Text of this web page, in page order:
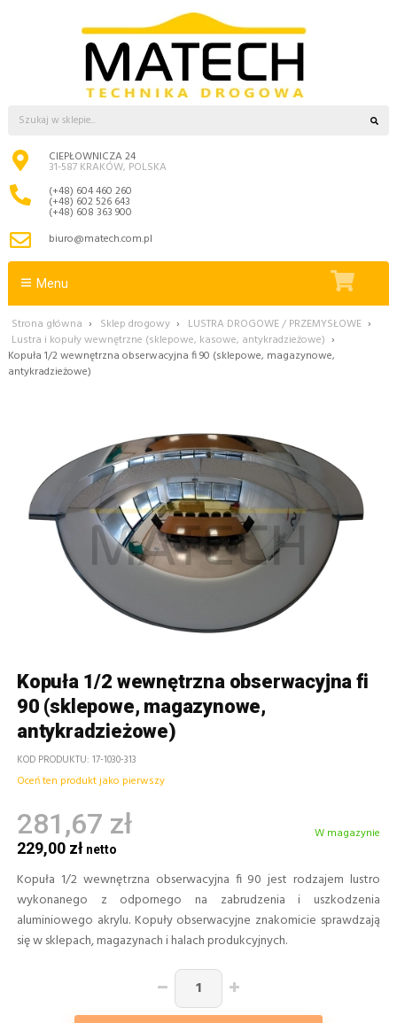
CIEPŁOWNICZA 24
31-587 KRAKÓW, POLSKA
(+48) 604 460 260
(+48) 602 526 643
(+48) 608 363 900
biuro@matech.com.pl
Menu
Strona główna › Sklep drogowy › LUSTRA DROGOWE / PRZEMYSŁOWE ›
Lustra i kopuły wewnętrzne (sklepowe, kasowe, antykradzieżowe) ›
Kopuła 1/2 wewnętrzna obserwacyjna fi 90 (sklepowe, magazynowe,
antykradzieżowe)
Kopuła 1/2 wewnętrzna obserwacyjna fi
90 (sklepowe, magazynowe,
antykradzieżowe)
KOD PRODUKTU 17-1030-313
Oceń ten produkt jako pierwszy
281,67 zł
229,00 zł
W magazynie
Kopuła 1/2 wewnętrzna obserwacyjna fi 90 jest rodzajem lustro
wykonanego z odpornego na zabrudzenia i uszkodzenia
aluminiowego akrylu. Kopuły obserwacyjne znakomicie sprawdzają
się w sklepach, magazynach i halach produkcyjnych.